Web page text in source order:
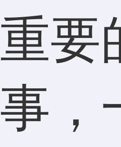
重要
事，